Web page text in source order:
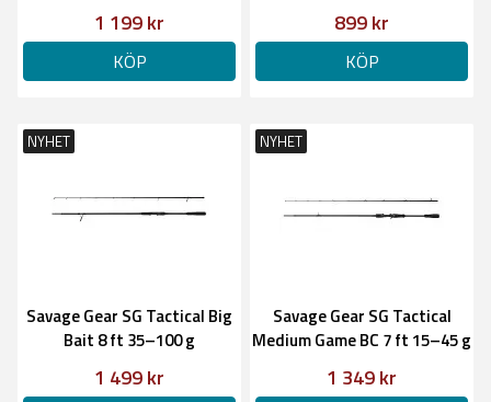
1 199 kr
KÖP
899 kr
KÖP
NYHET
Savage Gear SG Tactical Big
Bait 8 ft 35–100 g
1 499 kr
NYHET
Savage Gear SG Tactical
Medium Game BC 7 ft 15–45 g
1 349 kr